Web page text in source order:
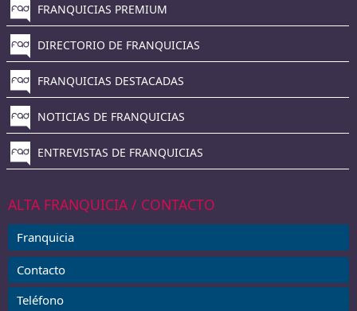
FRANQUICIAS PREMIUM
DIRECTORIO DE FRANQUICIAS
FRANQUICIAS DESTACADAS
NOTICIAS DE FRANQUICIAS
ENTREVISTAS DE FRANQUICIAS
ALTA FRANQUICIA / CONTACTO